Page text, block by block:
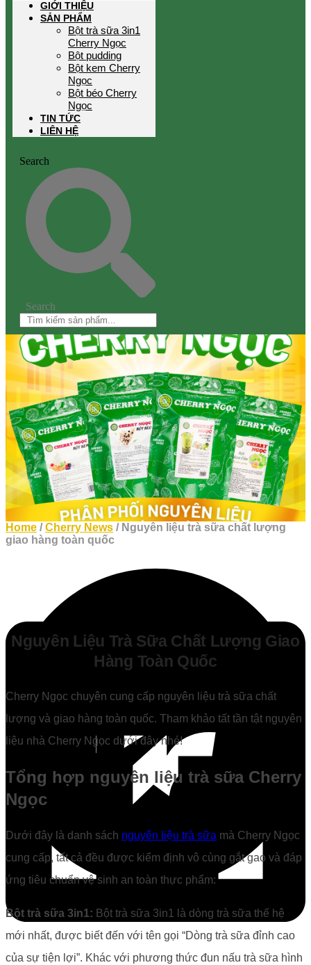
GIỚI THIỆU
SẢN PHẨM
Bột trà sữa 3in1
Cherry Ngọc
Bột pudding
Bột kem Cherry
Ngọc
Bột béo Cherry
Ngọc
TIN TỨC
LIÊN HỆ
Search
Search
Home / Cherry News / Nguyên liệu trà sữa chất lượng
giao hàng toàn quốc
Nguyên Liệu Trà Sữa Chất Lượng Giao
Hàng Toàn Quốc
Cherry Ngọc chuyên cung cấp nguyên liệu trà sữa chất
lượng và giao hàng toàn quốc. Tham khảo tất tần tật nguyên
liệu nhà Cherry Ngọc dưới đây nhé!
Tổng hợp nguyên liệu trà sữa Cherry
Ngọc
Dưới đây là danh sách nguyên liệu trà sữa mà Cherry Ngọc
cung cấp, tất cả đều được kiểm định vô cùng gắt gao và đáp
ứng tiêu chuẩn vệ sinh an toàn thực phẩm:
Bột trà sữa 3in1: Bột trà sữa 3in1 là dòng trà sữa thế hệ
mới nhất, được biết đến với tên gọi “Dòng trà sữa đỉnh cao
của sự tiện lợi”. Khác với phương thức đun nấu trà sữa hình